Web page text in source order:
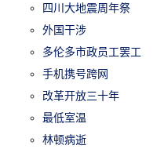
四川大地震周年祭
外国干涉
多伦多市政员工罢工
手机携号跨网
改革开放三十年
最低室温
林顿病逝